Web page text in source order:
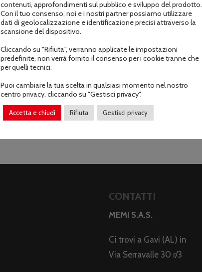
Informazioni aggiuntive
CONTATTI
MEMI S.A.S.
Ci trovi a Gavi (AL) in
Via Serravalle 30 r/3
contenuti, approfondimenti sul pubblico e sviluppo del prodotto.
Con il tuo consenso, noi e i nostri partner possiamo utilizzare
dati di geolocalizzazione e identificazione precisi attraverso la
scansione del dispositivo.
Cliccando su "Rifiuta", verranno applicate le impostazioni
predefinite, non verrà fornito il consenso per i cookie tranne che
per quelli tecnici.
Puoi cambiare la tua scelta in qualsiasi momento nel nostro
centro privacy, cliccando su "Gestisci privacy".
Accetta e chiudi Rifiuta Gestisci privacy